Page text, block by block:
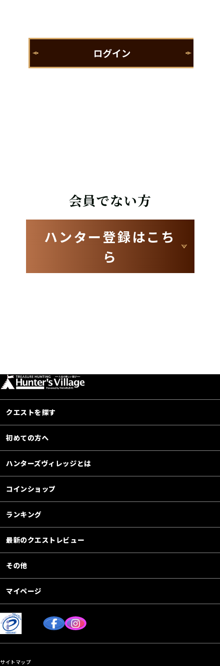
会員でない方
ハンター登録はこち
ら
クエストを探す
初めての方へ
ハンターズヴィレッジとは
コインショップ
ランキング
最新のクエストレビュー
その他
マイページ
サイトマップ